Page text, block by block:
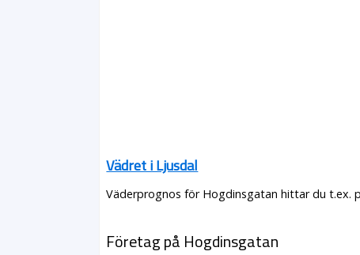
Vädret i Ljusdal
Väderprognos för Hogdinsgatan hittar du t.ex.
Företag på Hogdinsgatan